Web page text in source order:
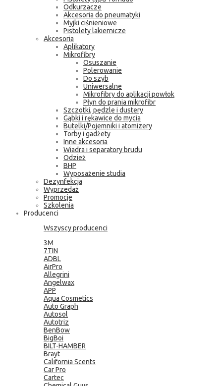
Odkurzacze
Akcesoria do pneumatyki
Myjki ciśnieniowe
Pistolety lakiernicze
Akcesoria
Aplikatory
Mikrofibry
Osuszanie
Polerowanie
Do szyb
Uniwersalne
Mikrofibry do aplikacji powłok
Płyn do prania mikrofibr
Szczotki, pędzle i dustery
Gąbki i rękawice do mycia
Butelki/Pojemniki i atomizery
Torby i gadżety
Inne akcesoria
Wiadra i separatory brudu
Odzież
BHP
Wyposażenie studia
Dezynfekcja
Wyprzedaż
Promocje
Szkolenia
Producenci
Wszyscy producenci
3M
7TIN
ADBL
AirPro
Allegrini
Angelwax
APP
Aqua Cosmetics
Auto Graph
Autosol
Autotriz
BenBow
BigBoi
BILT-HAMBER
Brayt
California Scents
Car Pro
Cartec